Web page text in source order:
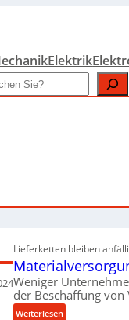
Elektrik
Lieferketten bleiben
Weniger
der Beschaffung
Weiterlesen: